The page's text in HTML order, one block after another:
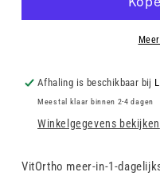
Afhaling is beschikbaar bij
Meestal klaar binnen 2-4 dagen
Winkelgegevens bekijken
VitOrtho meer-in-1-